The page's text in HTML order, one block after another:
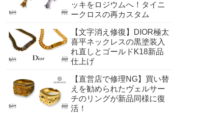
ッキをロジウムへ！タイニ
ークロスの再カスタム
【文字消え修復】DIOR極太
喜平ネックレスの黒塗装入
れ直しとゴールドK18新品
仕上げ
【直営店で修理NG】買い替
えを勧められたヴェルサー
チのリングが新品同様に復
活！